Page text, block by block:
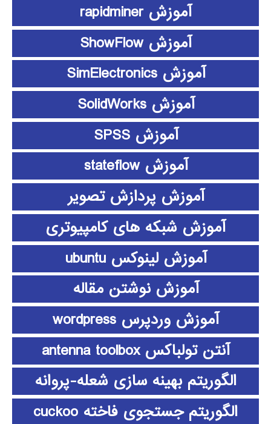
آموزش rapidminer
آموزش ShowFlow
آموزش SimElectronics
آموزش SolidWorks
آموزش SPSS
آموزش stateflow
آموزش پردازش تصویر
آموزش شبکه های کامپیوتری
آموزش لینوکس ubuntu
آموزش نوشتن مقاله
آموزش وردپرس wordpress
آنتن تولباکس antenna toolbox
الگوریتم بهینه سازی شعله-پروانه
الگوریتم جستجوی فاخته cuckoo